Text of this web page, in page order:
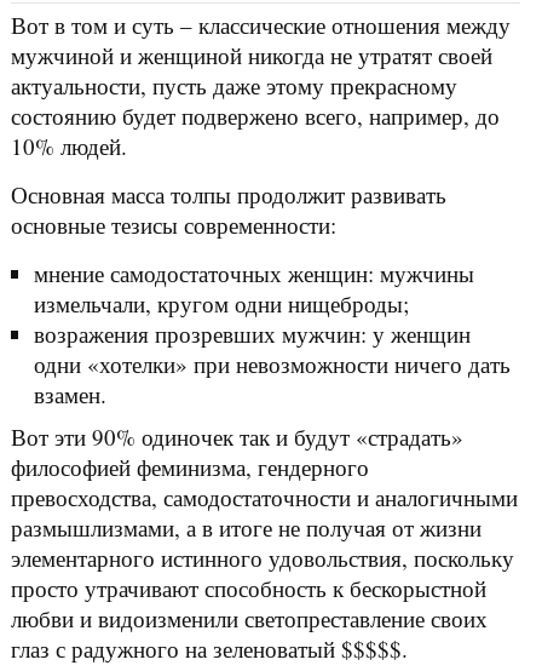
Вот в том и суть – классические отношения между
мужчиной и женщиной никогда не утратят своей
актуальности, пусть даже этому прекрасному
состоянию будет подвержено всего, например, до
10% людей.
Основная масса толпы продолжит развивать
основные тезисы современности:
мнение самодостаточных женщин: мужчины
измельчали, кругом одни нищеброды;
возражения прозревших мужчин: у женщин
одни «хотелки» при невозможности ничего дать
взамен.
Вот эти 90% одиночек так и будут «страдать»
философией феминизма, гендерного
превосходства, самодостаточности и аналогичными
размышлизмами, а в итоге не получая от жизни
элементарного истинного удовольствия, поскольку
просто утрачивают способность к бескорыстной
любви и видоизменили светопреставление своих
глаз с радужного на зеленоватый $$$$$.